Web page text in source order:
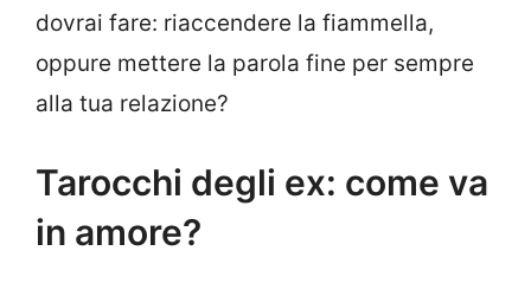
dovrai fare: riaccendere la fiammella,
oppure mettere la parola fine per sempre
alla tua relazione?
Tarocchi degli ex: come va
in amore?